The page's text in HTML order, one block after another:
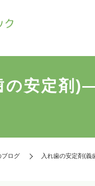
の安定剤
ブログ 入れ歯の安定剤(